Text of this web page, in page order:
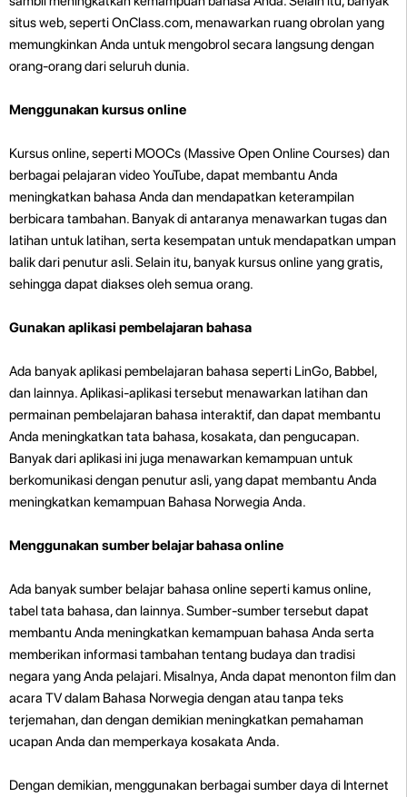
situs web, seperti OnClass.com, menawarkan ruang obrolan yang
memungkinkan Anda untuk mengobrol secara langsung dengan
orang-orang dari seluruh dunia.
Menggunakan kursus online
Kursus online, seperti MOOCs (Massive Open Online Courses) dan
berbagai pelajaran video YouTube, dapat membantu Anda
meningkatkan bahasa Anda dan mendapatkan keterampilan
berbicara tambahan. Banyak di antaranya menawarkan tugas dan
latihan untuk latihan, serta kesempatan untuk mendapatkan umpan
balik dari penutur asli. Selain itu, banyak kursus online yang gratis,
sehingga dapat diakses oleh semua orang.
Gunakan aplikasi pembelajaran bahasa
Ada banyak aplikasi pembelajaran bahasa seperti LinGo, Babbel,
dan lainnya. Aplikasi-aplikasi tersebut menawarkan latihan dan
permainan pembelajaran bahasa interaktif, dan dapat membantu
Anda meningkatkan tata bahasa, kosakata, dan pengucapan.
Banyak dari aplikasi ini juga menawarkan kemampuan untuk
berkomunikasi dengan penutur asli, yang dapat membantu Anda
meningkatkan kemampuan Bahasa Norwegia Anda.
Menggunakan sumber belajar bahasa online
Ada banyak sumber belajar bahasa online seperti kamus online,
tabel tata bahasa, dan lainnya. Sumber-sumber tersebut dapat
membantu Anda meningkatkan kemampuan bahasa Anda serta
memberikan informasi tambahan tentang budaya dan tradisi
negara yang Anda pelajari. Misalnya, Anda dapat menonton film dan
acara TV dalam Bahasa Norwegia dengan atau tanpa teks
terjemahan, dan dengan demikian meningkatkan pemahaman
ucapan Anda dan memperkaya kosakata Anda.
Dengan demikian, menggunakan berbagai sumber daya di Internet